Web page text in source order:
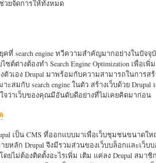
วยจัดการให้ทั้งหมด
คที่ search engine ทวีความสำคัญมากอย่างในปัจจุ
ไซต์ต่างต้องทำ Search Engine Optimization เพื่อเ
ตัวเอง Drupal มาพร้อมกับความสามารถในการสร้
าะสมกับ search engine ในตัว สร้างเว็บด้วย
จว่าเว็บของคุณมีอันดับดีอย่างที่ไม่เคยคิดมาก่อน
เป็น CMS ที่ออกแบบมาเพื่อเว็บชุมชนขนาดให
ยหลัก Drupal จึงมีรวมส่วนของเว็บบล็อกและเว็บ
ดยไม่ต้องติดตั้งอะไรเพิ่ม เติม แค่ลง Drupal สมาชิ